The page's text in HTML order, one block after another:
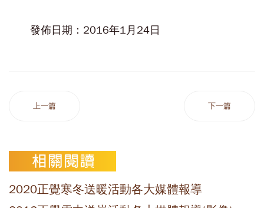
發佈日期：2016年1月24日
上一篇 下一篇
2020正覺寒冬送暖活動各大媒體報導